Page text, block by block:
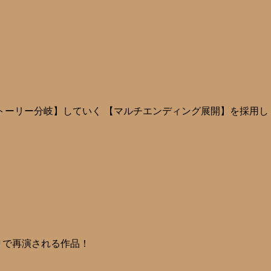
リー分岐】していく 【マルチエンディング展開】を採用
再演される作品！